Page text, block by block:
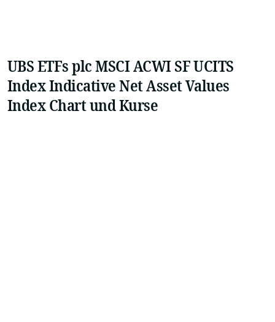
UBS ETFs plc MSCI ACWI SF UCITS
Index Indicative Net Asset Values
Index Chart und Kurse